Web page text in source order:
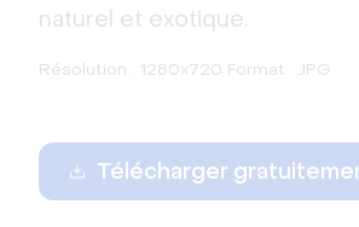
naturel et exotique.
Résolution : 1280x720 Format : JPG
Télécharger